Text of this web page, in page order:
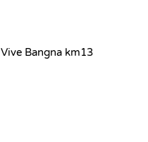
Vive Bangna km13